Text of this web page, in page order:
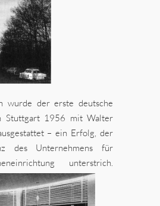
wurde der erste deutsche
Stuttgart 1956 mit Walter
– ein Erfolg, der
des Unternehmens für
unterstrich.